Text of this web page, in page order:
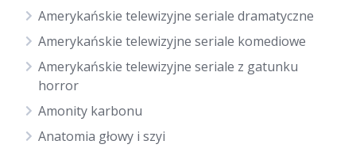
Amerykańskie telewizyjne seriale dramatyczne
Amerykańskie telewizyjne seriale komediowe
Amerykańskie telewizyjne seriale z gatunku
horror
Amonity karbonu
Anatomia głowy i szyi